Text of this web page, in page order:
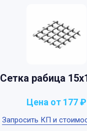
Сетка рабица
Запросить КП и
Цена от 177 ₽